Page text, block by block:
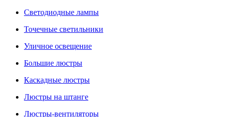
Светодиодные лампы
Точечные светильники
Уличное освещение
Большие люстры
Каскадные люстры
Люстры на штанге
Люстры-вентиляторы